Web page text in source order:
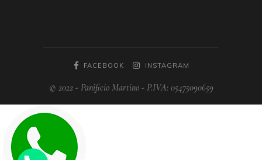
FACEBOOK INSTAGRAM
© 2022 - Panificio Martino - P.IVA: 05475090659
Phone
Phone